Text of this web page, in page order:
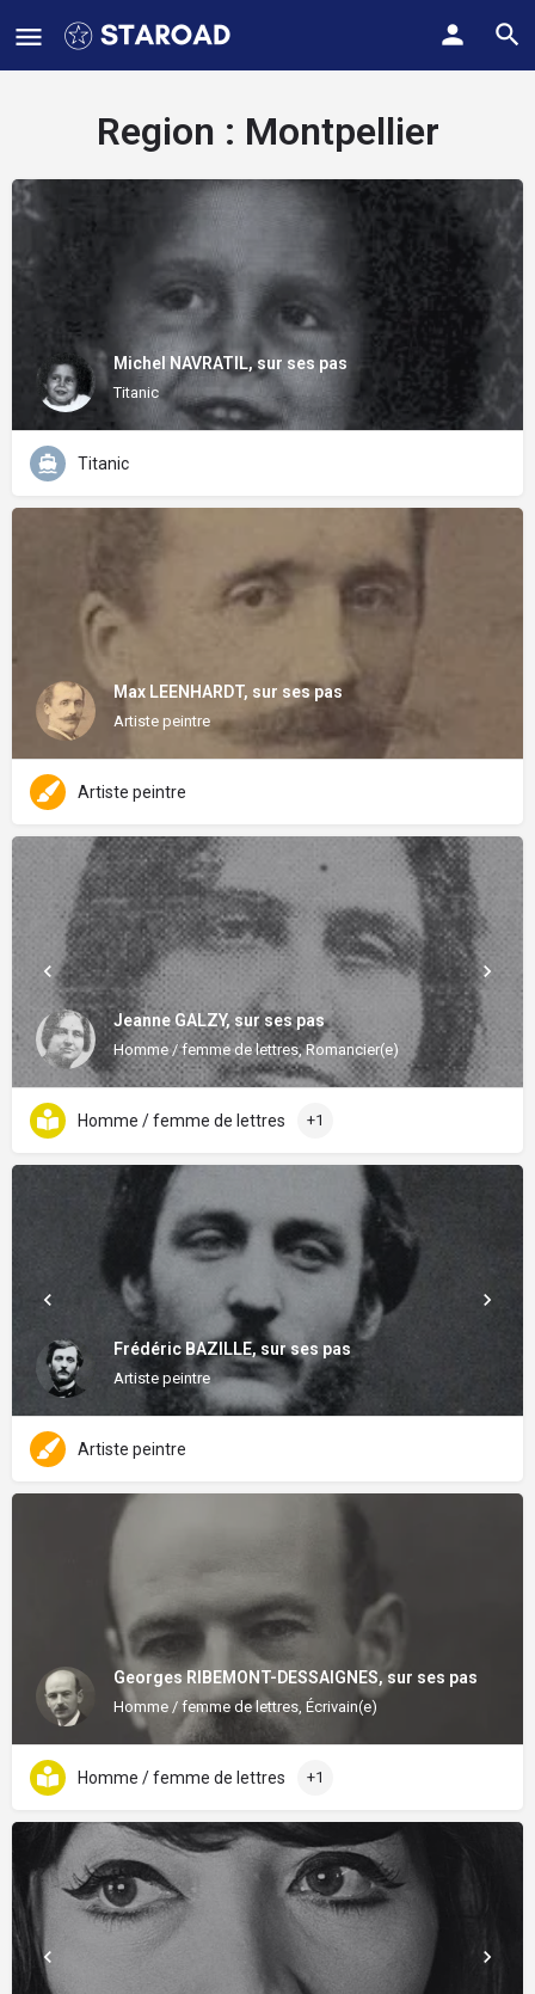
Region : Montpellier
Michel NAVRATIL, sur ses pas
Titanic
Titanic
Max LEENHARDT, sur ses pas
Artiste peintre
Artiste peintre
Jeanne GALZY, sur ses pas
Homme / femme de lettres, Romancier(e)
Homme / femme de lettres +1
Frédéric BAZILLE, sur ses pas
Artiste peintre
Artiste peintre
Georges RIBEMONT-DESSAIGNES, sur ses pas
Homme / femme de lettres, Écrivain(e)
Homme / femme de lettres +1